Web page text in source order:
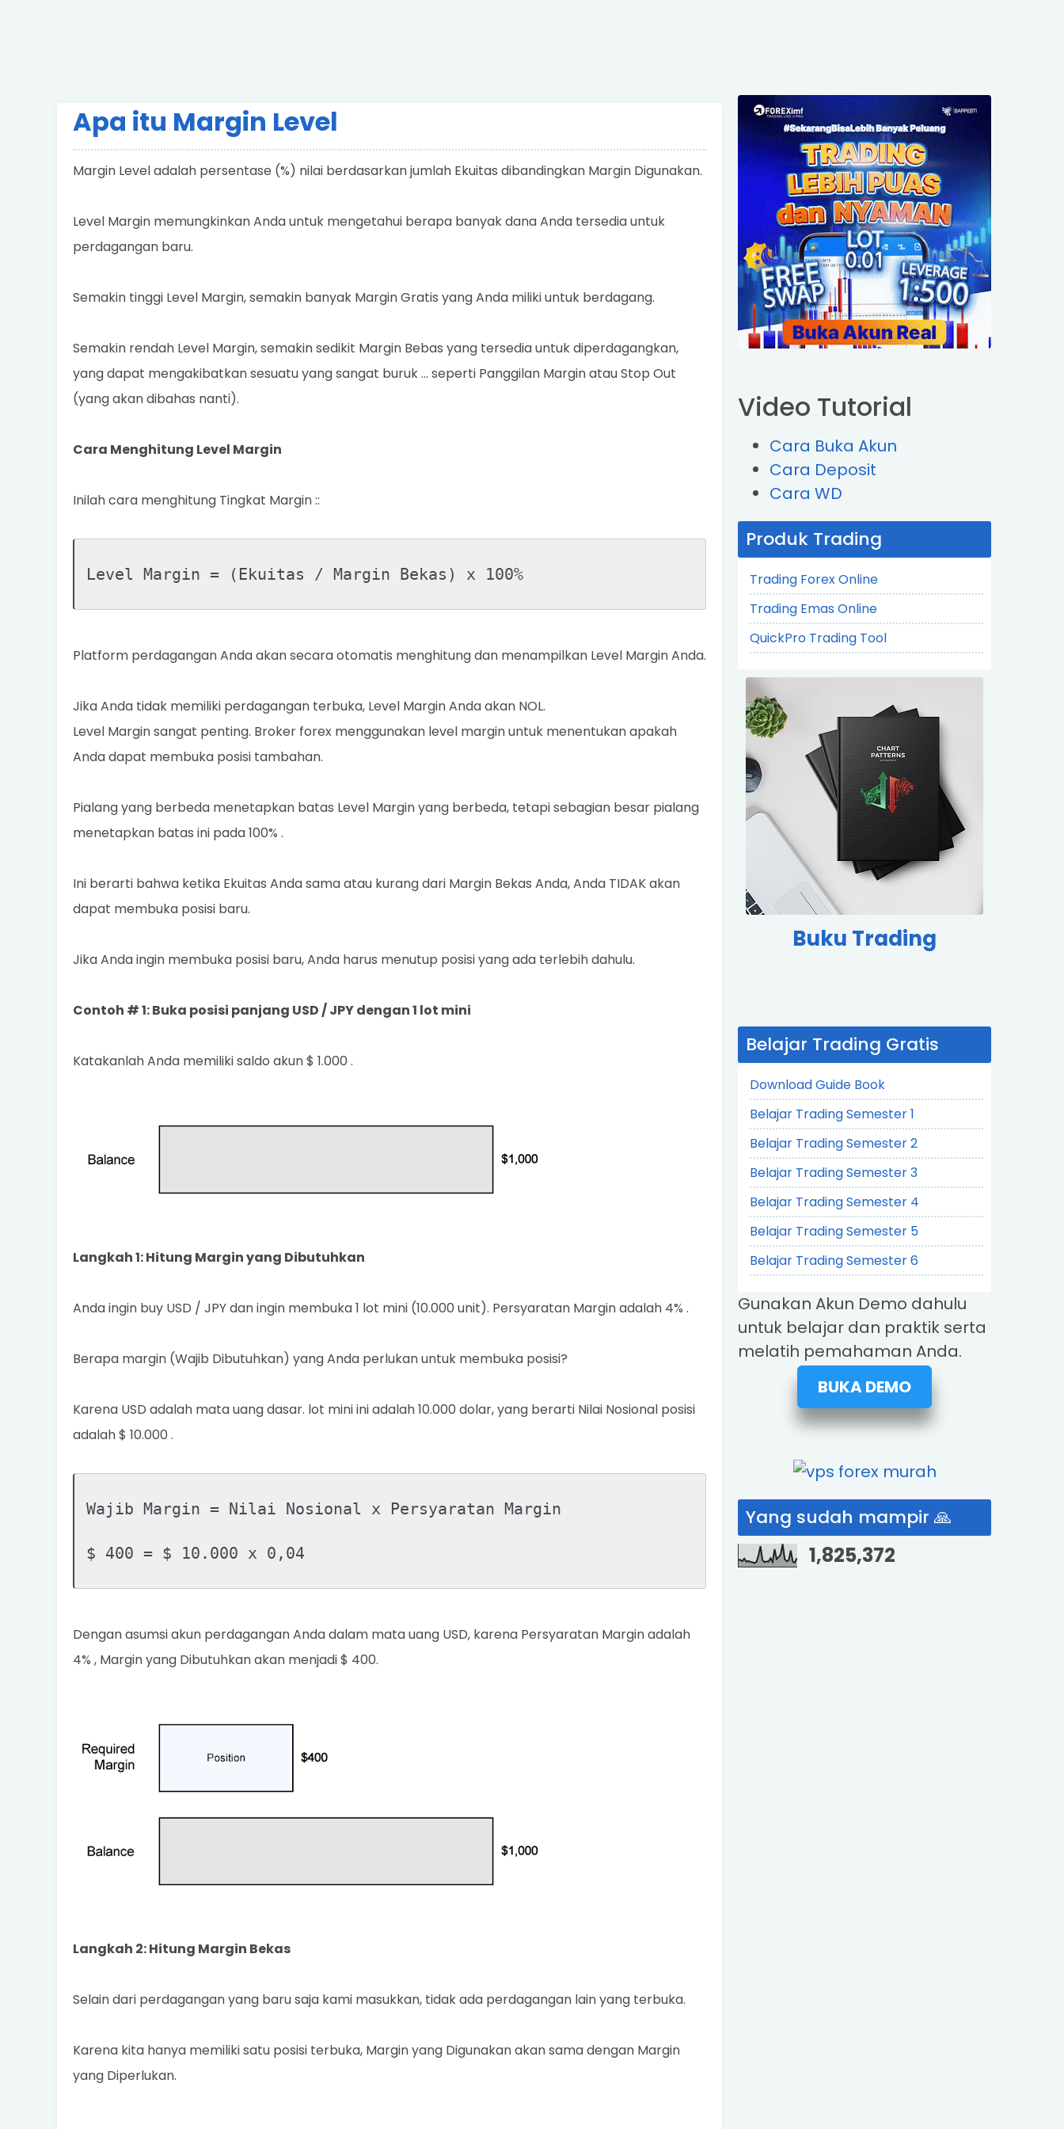
Apa itu Margin Level
Margin Level adalah persentase (%) nilai berdasarkan jumlah Ekuitas dibandingkan Margin Digunakan.
Level Margin memungkinkan Anda untuk mengetahui berapa banyak dana Anda tersedia untuk
perdagangan baru.
Semakin tinggi Level Margin, semakin banyak Margin Gratis yang Anda miliki untuk berdagang.
Semakin rendah Level Margin, semakin sedikit Margin Bebas yang tersedia untuk diperdagangkan,
yang dapat mengakibatkan sesuatu yang sangat buruk ... seperti Panggilan Margin atau Stop Out
(yang akan dibahas nanti).
Cara Menghitung Level Margin
Inilah cara menghitung Tingkat Margin ::
Level Margin = (Ekuitas / Margin Bekas) x 100%
Platform perdagangan Anda akan secara otomatis menghitung dan menampilkan Level Margin Anda.
Jika Anda tidak memiliki perdagangan terbuka, Level Margin Anda akan NOL.
Level Margin sangat penting. Broker forex menggunakan level margin untuk menentukan apakah
Anda dapat membuka posisi tambahan.
Pialang yang berbeda menetapkan batas Level Margin yang berbeda, tetapi sebagian besar pialang
menetapkan batas ini pada 100% .
Ini berarti bahwa ketika Ekuitas Anda sama atau kurang dari Margin Bekas Anda, Anda TIDAK akan
dapat membuka posisi baru.
Jika Anda ingin membuka posisi baru, Anda harus menutup posisi yang ada terlebih dahulu.
Contoh # 1: Buka posisi panjang USD / JPY dengan 1 lot mini
Katakanlah Anda memiliki saldo akun $ 1.000 .
Langkah 1: Hitung Margin yang Dibutuhkan
Anda ingin buy USD / JPY dan ingin membuka 1 lot mini (10.000 unit). Persyaratan Margin adalah 4% .
Berapa margin (Wajib Dibutuhkan) yang Anda perlukan untuk membuka posisi?
Karena USD adalah mata uang dasar. lot mini ini adalah 10.000 dolar, yang berarti Nilai Nosional posisi
adalah $ 10.000 .
Wajib Margin = Nilai Nosional x Persyaratan Margin
$ 400 = $ 10.000 x 0,04
Dengan asumsi akun perdagangan Anda dalam mata uang USD, karena Persyaratan Margin adalah
4% , Margin yang Dibutuhkan akan menjadi $ 400.
Langkah 2: Hitung Margin Bekas
Selain dari perdagangan yang baru saja kami masukkan, tidak ada perdagangan lain yang terbuka.
Karena kita hanya memiliki satu posisi terbuka, Margin yang Digunakan akan sama dengan Margin
yang Diperlukan.
Video Tutorial
Cara Buka Akun
Cara Deposit
Cara WD
Produk Trading
Trading Forex Online
Trading Emas Online
QuickPro Trading Tool
Buku Trading
Belajar Trading Gratis
Download Guide Book
Belajar Trading Semester 1
Belajar Trading Semester 2
Belajar Trading Semester 3
Belajar Trading Semester 4
Belajar Trading Semester 5
Belajar Trading Semester 6
Gunakan Akun Demo dahulu
untuk belajar dan praktik serta
melatih pemahaman Anda.
BUKA DEMO
Yang sudah mampir 🙏
1,825,372